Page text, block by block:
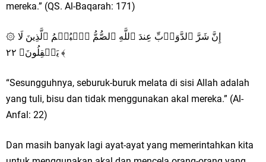
mereka.” (QS. Al-Baqarah: 171)
۞ إِنَّ شَرَّ ٱلدَّوَاۤبِّ عِندَ ٱللَّهِ ٱلصُّمُّ ٱلۡبُكۡمُ ٱلَّذِینَ لَا
یَعۡقِلُونَ﴿ ٢٢ ﴾
“Sesungguhnya, seburuk-buruk melata di sisi Allah adalah
yang tuli, bisu dan tidak menggunakan akal mereka.” (Al-
Anfal: 22)
Dan masih banyak lagi ayat-ayat yang memerintahkan kita